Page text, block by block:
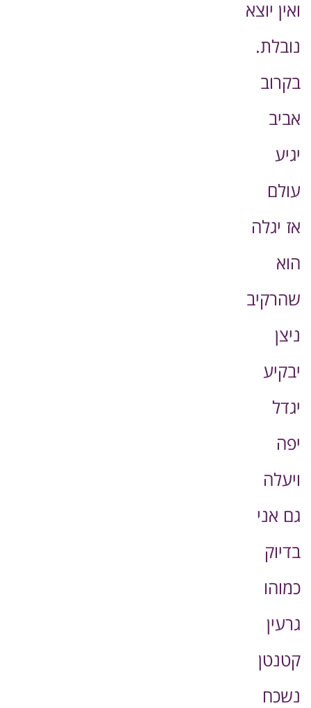
ואין יוצא
נובלת.
בקרוב
אביב
יגיע
עולם
אז יגלה
הוא
שהרקיב
ניצן
יבקיע
יגדל
יפה
ויעלה
גם אני
בדיוק
כמוהו
גרעין
קטנטן
נשכח